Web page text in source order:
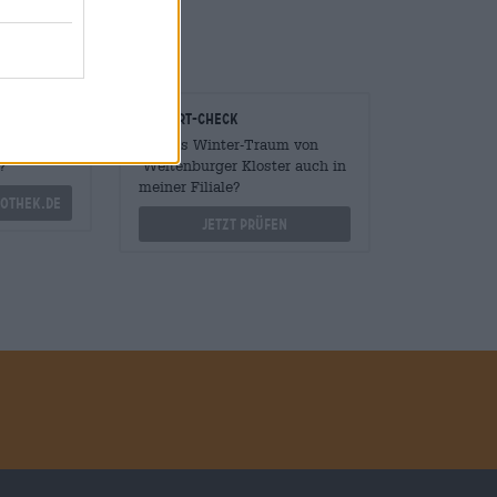
Vor-Ort-Check
Gibt es Winter-Traum von
Weltenburger Kloster auch in
meiner Filiale?
Jetzt prüfen